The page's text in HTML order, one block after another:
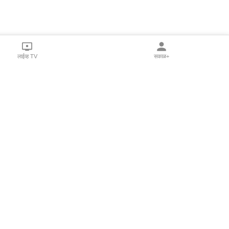
लाईव्ह TV सकाळ+